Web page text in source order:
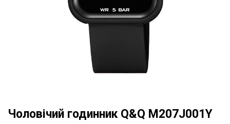
Чоловічий годинник Q&Q M207J001Y